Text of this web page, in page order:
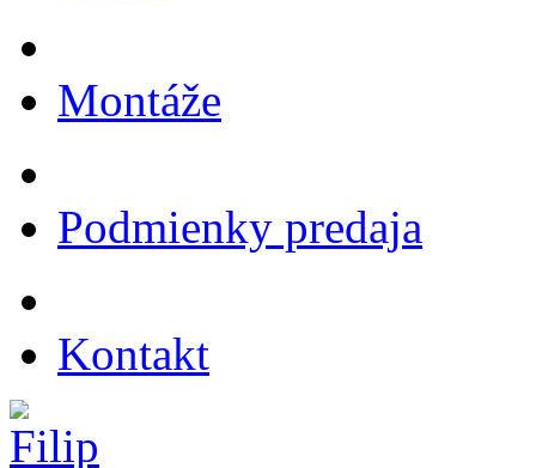
Montáže
Podmienky predaja
Kontakt